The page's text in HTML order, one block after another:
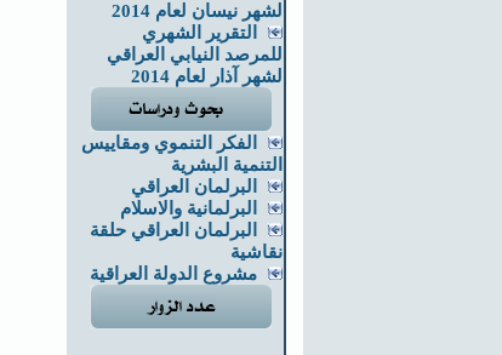
لشهر نيسان لعام 2014
التقرير الشهري
للمرصد النيابي العراقي
لشهر آذار لعام 2014
الفكر التنموي ومقاييس
التنمية البشرية
البرلمان العراقي
البرلمانية والاسلام
البرلمان العراقي حلقة
نقاشية
مشروع الدولة العراقية